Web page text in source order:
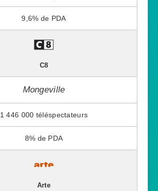
9,6%
C8
Mongeville
1 446 000
8%
Arte